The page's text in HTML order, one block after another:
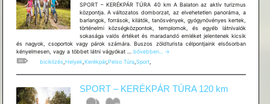
SPORT – KERÉKPÁR TÚRA 40 km A Balaton az aktív turizmus
központja. A változatos domborzat, az elvehetetlen panoráma, a
barlangok, források, kilátók, tanösvények, gyógynövényes kertek,
történelmi községközpontok, templomok, és egyéb látnivalók
sokasága valós értéket és maradandó emléket jelentenek kicsik
és nagyok, csoportok vagy párok számára. Buszos zöldturista célpontjaink elsősorban
kényelmesen, vagy a többet látni vágyókat … SPORT
KERÉKPÁR
TÚRA
km
bővebben...
→
biciklizés, Helyek, Kerékpár,Pelso Túra, Sport,
SPORT – KERÉKPÁR TÚRA 120 km